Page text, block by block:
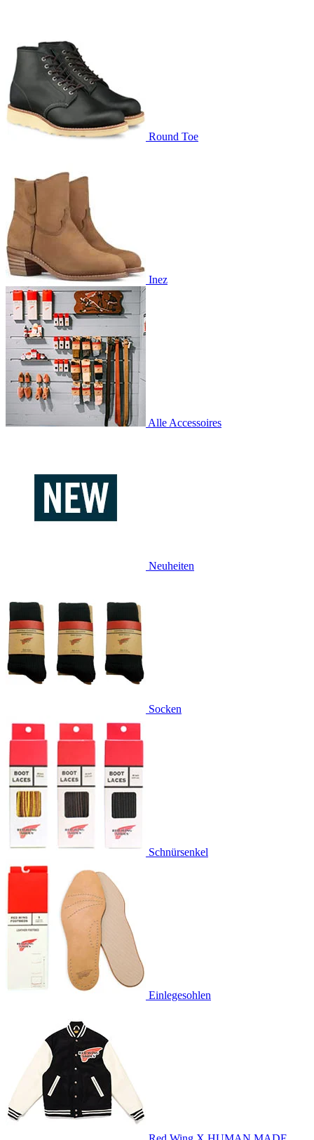
Round Toe
Inez
Alle Accessoires
Neuheiten
Socken
Schnürsenkel
Einlegesohlen